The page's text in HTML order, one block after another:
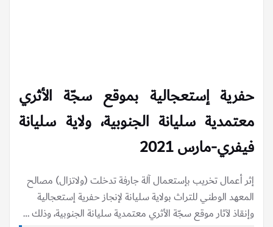
حفرية إستعجالية بموقع سجّة الأثري
معتمدية سليانة الجنوبية، ولاية سليانة
فيفري-مارس 2021
إثر أعمال تخريب بإستعمال آلة جارفة تدخلت (ولاتزال) مصالح
المعهد الوطني للتراث بولاية سليانة لإنجاز حفرية إستعجالية
وإنقاذ لآثار موقع سجّة الأثري معتمدية سليانة الجنوبية، وذلك …